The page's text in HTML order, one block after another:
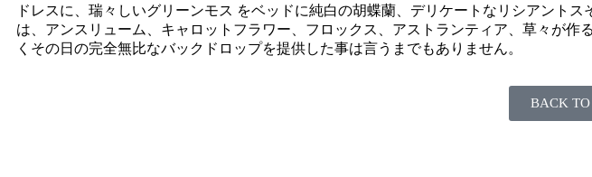
ドレスに、瑞々しいグリーンモス をベッドに純白の胡蝶蘭、デリケートなリシアント
は、アンスリューム、キャロットフラワー、フロックス、アストランティア、草々が
くその日の完全無比なバックドロップを提供した事は言うまでもありません。
BACK TO